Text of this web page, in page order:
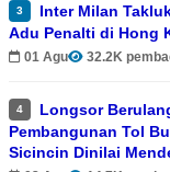
3
Inter Milan
Adu Penalti di Hong
01 Agu 32.2K
4
Longsor
Pembangunan Tol
Sicincin Dinilai